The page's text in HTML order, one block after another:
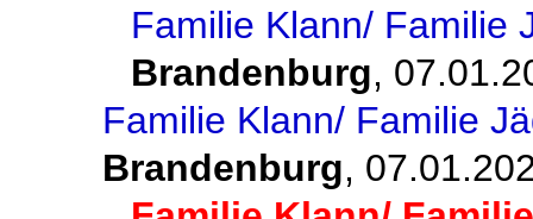
Familie Klann/ Familie
Brandenburg,
Familie Klann/ Familie
Brandenburg,